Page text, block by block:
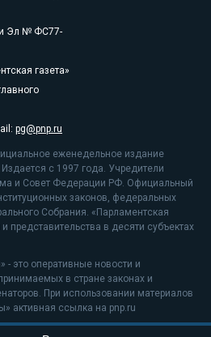
Эл № ФС77-
газета»
pg@pnp.ru
еженедельное издание
с 1997 года. Учредители
и Совет Федерации РФ. Официальный
законов, федеральных
Собрания. «Парламентская
представительства в десяти субъектах
- это оперативные новости и
в стране законах и
При использовании материалов
активная ссылка на pnp.ru